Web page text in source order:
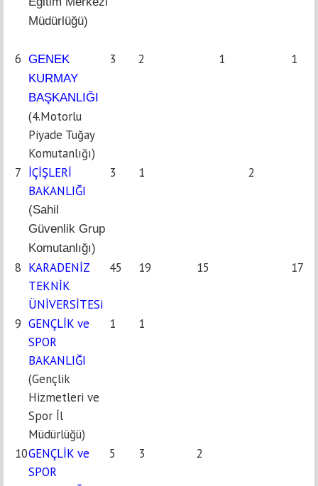
Müdürlüğü)
6 GENEK
KURMAY
BAŞKANLIĞI
(4.Motorlu
Piyade Tuğay
Komutanlığı)
3 2 1 1
7 İÇİŞLERİ
BAKANLIĞI
(Sahil
Güvenlik Grup
Komutanlığı)
3 1 2
8 KARADENİZ
TEKNİK
ÜNİVERSİTESi
45 19 15 17
9 GENÇLİK ve
SPOR
BAKANLIĞI
(Gençlik
Hizmetleri ve
Spor İl
Müdürlüğü)
1 1
10GENÇLİK ve
SPOR
5 3 2